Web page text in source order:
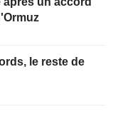
le reste de